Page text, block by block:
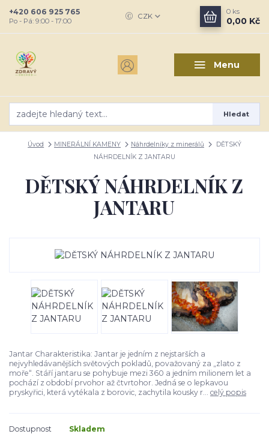
Menu
CZK
Hledat
+420 606 925 765
Po - Pá: 9:00 - 17:00
0 ks
0,00 Kč
Úvod MINERÁLNÍ KAMENY Náhrdelníky z minerálů
DĚTSKÝ
NÁHRDELNÍK Z JANTARU
DĚTSKÝ NÁHRDELNÍK Z
JANTARU
Jantar Charakteristika: Jantar je jedním z nejstarších a
nejvyhledávanějších světových pokladů, považovaný za „zlato z
moře“. Stáří jantaru se pohybuje mezi 360 a jedním milionem let a
pochází z období prvohor až čtvrtohor. Jedná se o lepkavou
pryskyřici, která vytékala z borovic, zachytila kousky r... celý popis
Dostupnost Skladem